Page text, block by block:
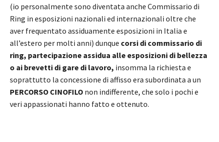
(io personalmente sono diventata anche Commissario di
Ring in esposizioni nazionali ed internazionali oltre che
aver frequentato assiduamente esposizioni in Italia e
all’estero per molti anni) dunque corsi di commissario di
ring, partecipazione assidua alle esposizioni di bellezza
o ai brevetti di gare di lavoro, insomma la richiesta e
soprattutto la concessione di affisso era subordinata a un
PERCORSO CINOFILO non indifferente, che solo i pochi e
veri appassionati hanno fatto e ottenuto.